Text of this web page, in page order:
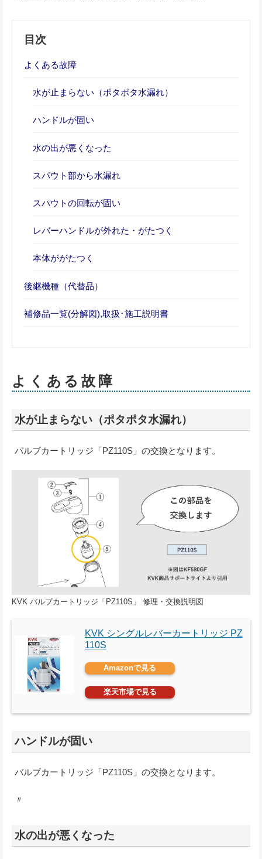
目次
よくある故障
水が止まらない（ポタポタ水漏れ）
ハンドルが固い
水の出が悪くなった
スパウト部から水漏れ
スパウトの回転が固い
レバーハンドルが外れた・がたつく
本体ががたつく
後継機種（代替品）
補修品一覧(分解図),取扱･施工説明書
よくある故障
水が止まらない（ポタポタ水漏れ）
バルブカートリッジ「PZ110S」の交換となります。
KVK バルブカートリッジ「PZ110S」 修理・交換説明図
KVK シングルレバーカートリッジ PZ
110S
Amazonで見る
楽天市場で見る
ハンドルが固い
バルブカートリッジ「PZ110S」の交換となります。
〃
水の出が悪くなった